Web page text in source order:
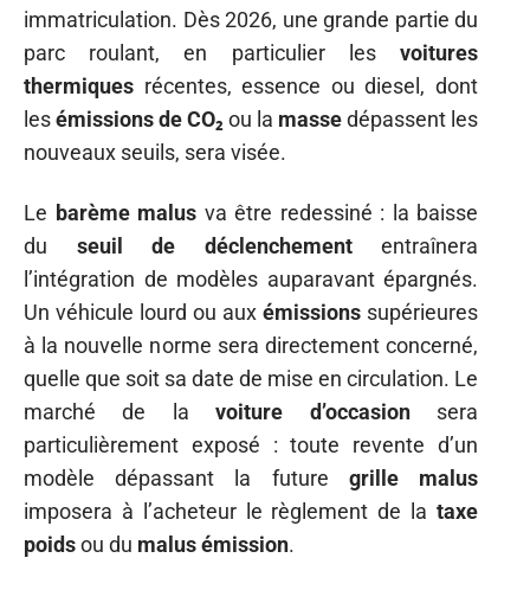
immatriculation. Dès 2026, une grande partie du
parc roulant, en particulier les voitures
thermiques récentes, essence ou diesel, dont
lesémissions de CO₂ ou la massedépassent les
nouveaux seuils, sera visée.
Le barème malus va être redessiné : la baisse
du seuil de déclenchemententraînera
l’intégration de modèles auparavant épargnés.
Un véhicule lourd ou aux émissions supérieures
à la nouvelle norme sera directement concerné,
quelle que soit sa date de mise en circulation. Le
marché de lavoiture d’occasionsera
particulièrement exposé : toute revente d’un
modèle dépassant la future grille malus
imposera à l’acheteur le règlement de la taxe
poidsou du malus émission.